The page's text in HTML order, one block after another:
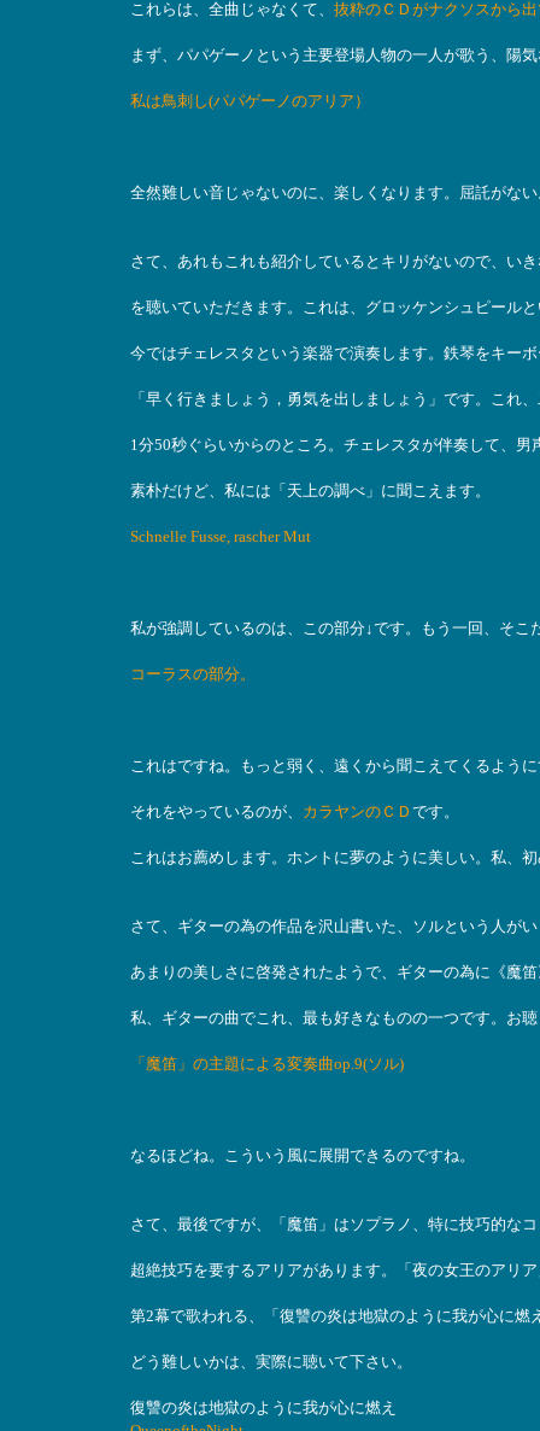
これらは、全曲じゃなくて、 抜粋のＣＤがナクソスから
まず、パパゲーノという主要登場人物の一人が歌う、陽
私は鳥刺し(パパゲーノのアリア）
全然難しい音じゃないのに、楽しくなります。屈託がない
さて、あれもこれも紹介しているとキリがないので、い
を聴いていただきます。これは、グロッケンシュピール
今ではチェレスタという楽器で演奏します。鉄琴をキー
「早く行きましょう，勇気を出しましょう」です。これ
1分50秒ぐらいからのところ。チェレスタが伴奏して、
素朴だけど、私には「天上の調べ」に聞こえます。
Schnelle Fusse, rascher Mut
私が強調しているのは、この部分↓です。もう一回、そこ
コーラスの部分。
これはですね。もっと弱く、遠くから聞こえてくるよう
それをやっているのが、 カラヤンのＣＤ です。
これはお薦めします。ホントに夢のように美しい。私、
さて、ギターの為の作品を沢山書いた、ソルという人が
あまりの美しさに啓発されたようで、ギターの為に《魔
私、ギターの曲でこれ、最も好きなものの一つです。お
「魔笛」の主題による変奏曲op.9(ソル)
なるほどね。こういう風に展開できるのですね。
さて、最後ですが、「魔笛」はソプラノ、特に技巧的な
超絶技巧を要するアリアがあります。「夜の女王のアリ
第2幕で歌われる、「復讐の炎は地獄のように我が心に
どう難しいかは、実際に聴いて下さい。
復讐の炎は地獄のように我が心に燃え